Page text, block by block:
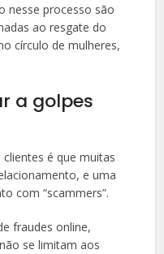
nesse processo são
ao resgate do
círculo de mulheres,
a golpes
é que muitas
e uma
com “scammers”.
fraudes online,
se limitam aos